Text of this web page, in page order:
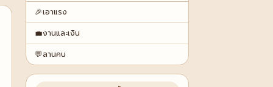
🎉เอาแรง
💼งานและเงิน
💬ลานคน